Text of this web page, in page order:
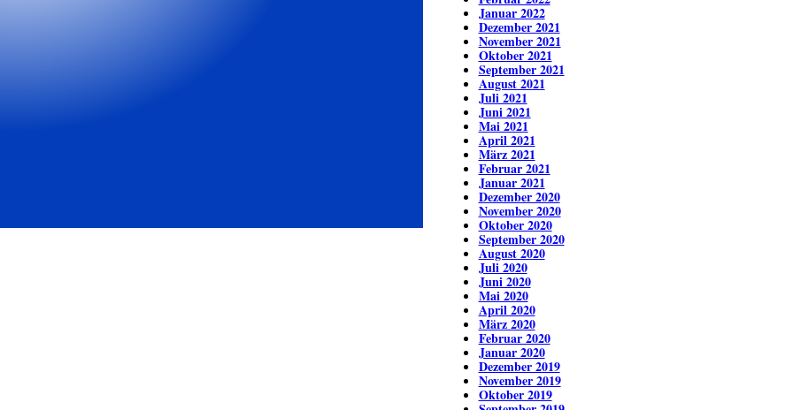
Januar 2022
Dezember 2021
November 2021
Oktober 2021
September 2021
August 2021
Juli 2021
Juni 2021
Mai 2021
April 2021
März 2021
Februar 2021
Januar 2021
Dezember 2020
November 2020
Oktober 2020
September 2020
August 2020
Juli 2020
Juni 2020
Mai 2020
April 2020
März 2020
Februar 2020
Januar 2020
Dezember 2019
November 2019
Oktober 2019